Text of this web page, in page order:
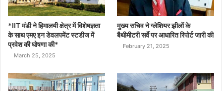
*IIT मंडी ने हिमालयी क्षेत्र में विशेषज्ञता
के साथ एमए इन डेवलपमेंट स्टडीज में
प्रवेश की घोषणा की*
March 25, 2025
मुख्य सचिव ने ग्लेशियर झीलों के
बैथीमीटरी सर्वे पर आधारित रिपोर्ट जारी की
February 21, 2025